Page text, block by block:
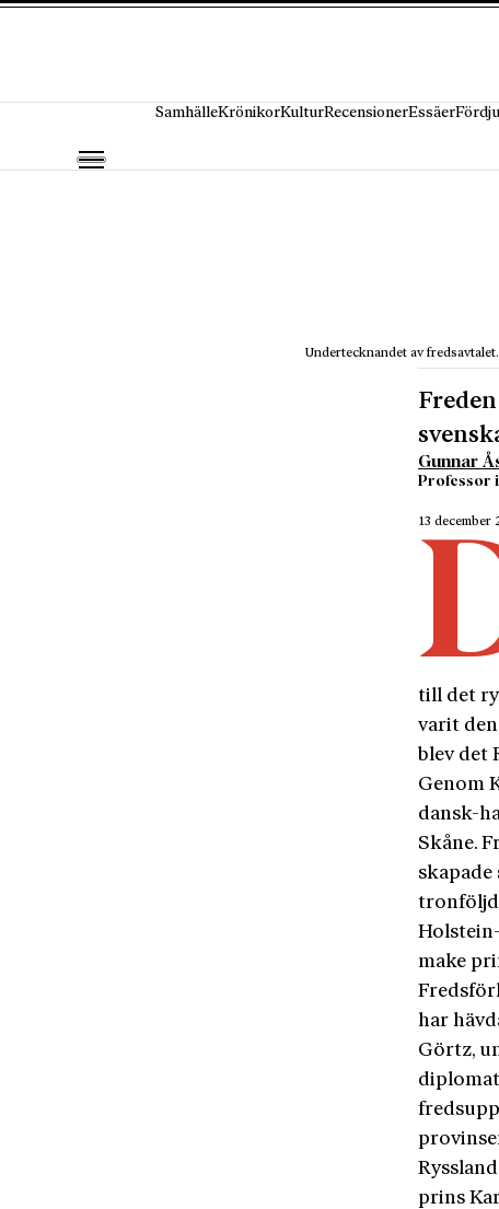
SamhälleKrönikorKulturRecensionerEssäer
Undertecknandet av
Gunnar
Professor
13 december
till det
varit
blev det
Genom
dansk-­
Skåne.
make
har
Görtz,
prins